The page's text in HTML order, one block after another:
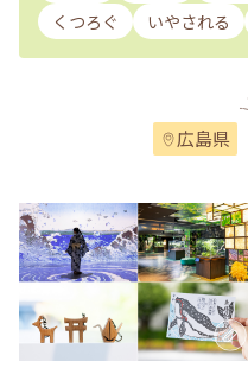
くつろぐ
いやされる
広島県